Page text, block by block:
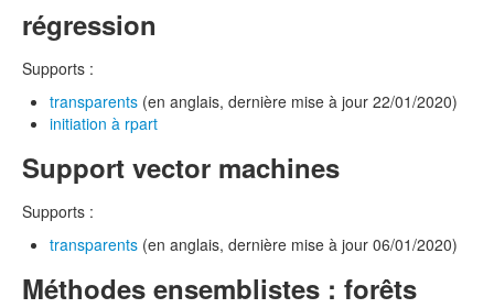
régression
Supports :
transparents (en anglais, dernière mise à jour 22/01/2020)
initiation à rpart
Support vector machines
Supports :
transparents (en anglais, dernière mise à jour 06/01/2020)
Méthodes ensemblistes : forêts